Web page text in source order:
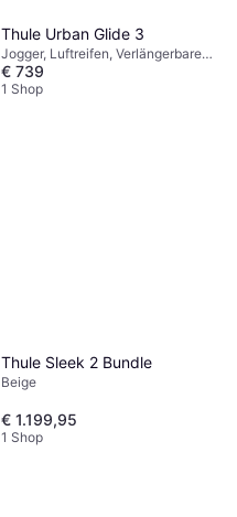
Thule Urban Glide 3
Jogger, Luftreifen, Verlängerbares
Verdeck, Verstellbare Fußstütze,
Einhandbedienung, Liegeposition,
€ 739
1 Shop
Thule Sleek 2 Bundle
Beige
€ 1.199,95
1 Shop